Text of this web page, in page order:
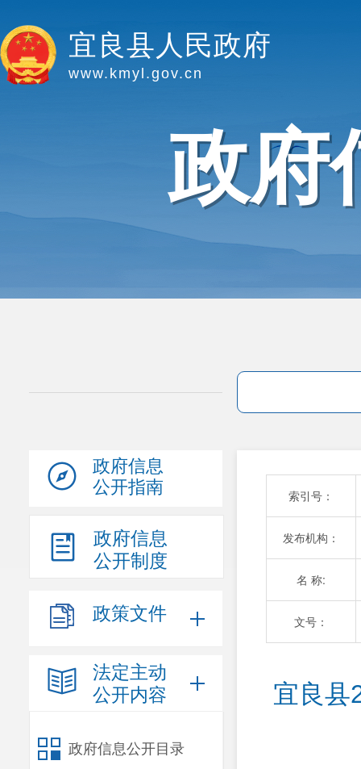
宜良县人民政府
www.kmyl.gov.cn
政府
政府信息
公开指南
政府信息
公开制度
政策文件
法定主动
公开内容
政府信息公开目录
索引号：
发布机构：
名 称:
文号：
宜良县